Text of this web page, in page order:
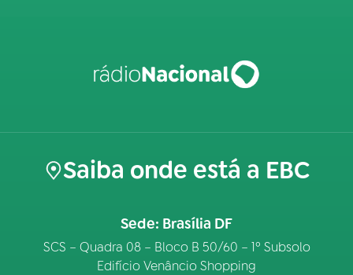
Saiba onde está a EBC
Sede: Brasília DF
SCS – Quadra 08 – Bloco B 50/60 – 1º Subsolo
Edifício Venâncio Shopping